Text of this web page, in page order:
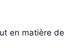
en matière de